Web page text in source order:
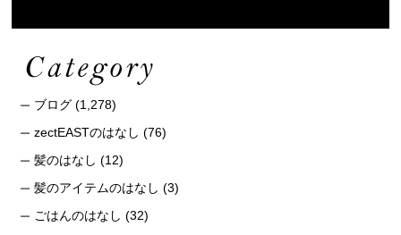
ブログ (1,278)
zectEASTのはなし (76)
髪のはなし (12)
髪のアイテムのはなし (3)
ごはんのはなし (32)